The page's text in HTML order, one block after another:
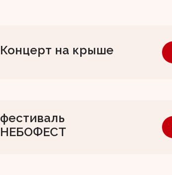
Концерт на крыше
фестиваль
НЕБОФЕСТ